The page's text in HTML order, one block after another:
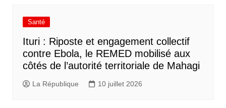
Santé
Ituri : Riposte et engagement collectif
contre Ebola, le REMED mobilisé aux
côtés de l’autorité territoriale de Mahagi
La République 10 juillet 2026